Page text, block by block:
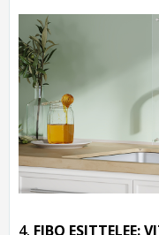
4. FIBO ESITTELEE: